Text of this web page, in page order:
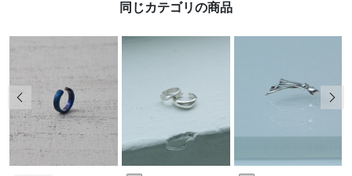
同じカテゴリの商品
前の画像